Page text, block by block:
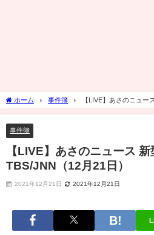
ホーム 事件簿
【LIVE】あさのニュース 新型コロナ最新情報
TBS/JNN（12月21日）
事件簿
【LIVE】あさのニュース
TBS/JNN（12月21日）
2021年12月21日 2021年12月21日